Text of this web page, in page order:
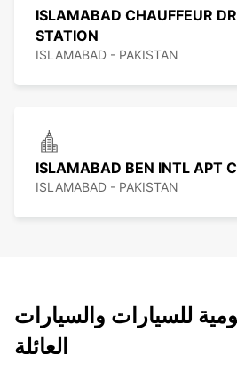
ISLAMABAD CHAUFFEUR
STATION
ISLAMABAD - PAKISTAN
ISLAMABAD BEN INTL APT
ISLAMABAD - PAKISTAN
للسيارات والسيارات
العائلة